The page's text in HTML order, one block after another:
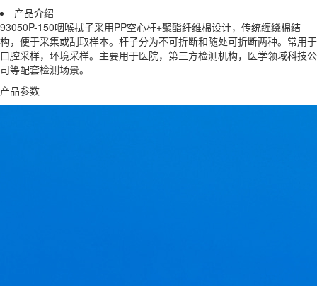
产品介绍
93050P-150咽喉拭子采用PP空心杆+聚酯纤维棉设计，传统缠绕棉结
构，便于采集或刮取样本。杆子分为不可折断和随处可折断两种。常用于
口腔采样，环境采样。主要用于医院，第三方检测机构，医学领域科技公
司等配套检测场景。
产品参数